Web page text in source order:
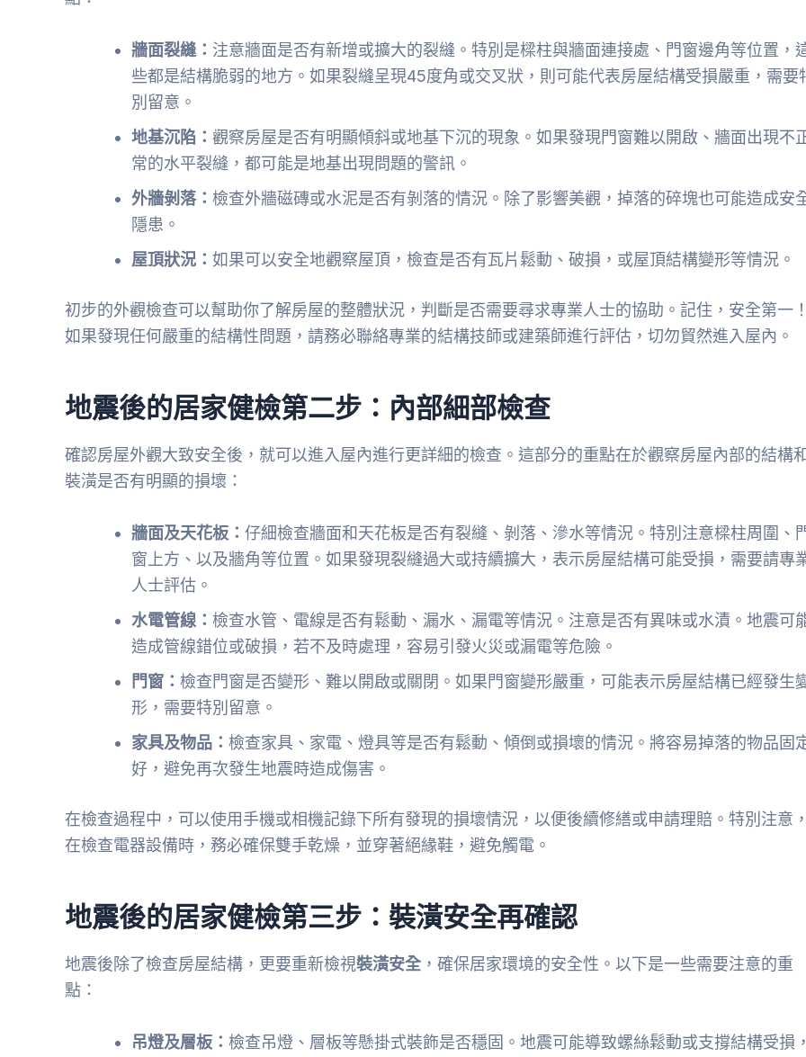
牆面裂縫： 注意牆面是否有新增或擴大的裂縫。特別是樑柱與牆面連接處、門窗邊角等位置，
些都是結構脆弱的地方。如果裂縫呈現45度角或交叉狀，則可能代表房屋結構受損嚴重，需要
別留意。
地基沉陷： 觀察房屋是否有明顯傾斜或地基下沉的現象。如果發現門窗難以開啟、牆面出現不
常的水平裂縫，都可能是地基出現問題的警訊。
外牆剝落： 檢查外牆磁磚或水泥是否有剝落的情況。除了影響美觀，掉落的碎塊也可能造成安
隱患。
屋頂狀況： 如果可以安全地觀察屋頂，檢查是否有瓦片鬆動、破損，或屋頂結構變形等情況。
初步的外觀檢查可以幫助你了解房屋的整體狀況，判斷是否需要尋求專業人士的協助。記住，安全第一！
如果發現任何嚴重的結構性問題，請務必聯絡專業的結構技師或建築師進行評估，切勿貿然進入屋內。
地震後的居家健檢第二步：內部細部檢查
確認房屋外觀大致安全後，就可以進入屋內進行更詳細的檢查。這部分的重點在於觀察房屋內部的結構和
裝潢是否有明顯的損壞：
牆面及天花板： 仔細檢查牆面和天花板是否有裂縫、剝落、滲水等情況。特別注意樑柱周圍、
窗上方、以及牆角等位置。如果發現裂縫過大或持續擴大，表示房屋結構可能受損，需要請專
人士評估。
水電管線： 檢查水管、電線是否有鬆動、漏水、漏電等情況。注意是否有異味或水漬。地震可
造成管線錯位或破損，若不及時處理，容易引發火災或漏電等危險。
門窗： 檢查門窗是否變形、難以開啟或關閉。如果門窗變形嚴重，可能表示房屋結構已經發生
形，需要特別留意。
家具及物品： 檢查家具、家電、燈具等是否有鬆動、傾倒或損壞的情況。將容易掉落的物品固
好，避免再次發生地震時造成傷害。
在檢查過程中，可以使用手機或相機記錄下所有發現的損壞情況，以便後續修繕或申請理賠。特別注意，
在檢查電器設備時，務必確保雙手乾燥，並穿著絕緣鞋，避免觸電。
地震後的居家健檢第三步：裝潢安全再確認
地震後除了檢查房屋結構，更要重新檢視裝潢安全 ，確保居家環境的安全性。以下是一些需要注意的重
點：
吊燈及層板： 檢查吊燈、層板等懸掛式裝飾是否穩固。地震可能導致螺絲鬆動或支撐結構受損，